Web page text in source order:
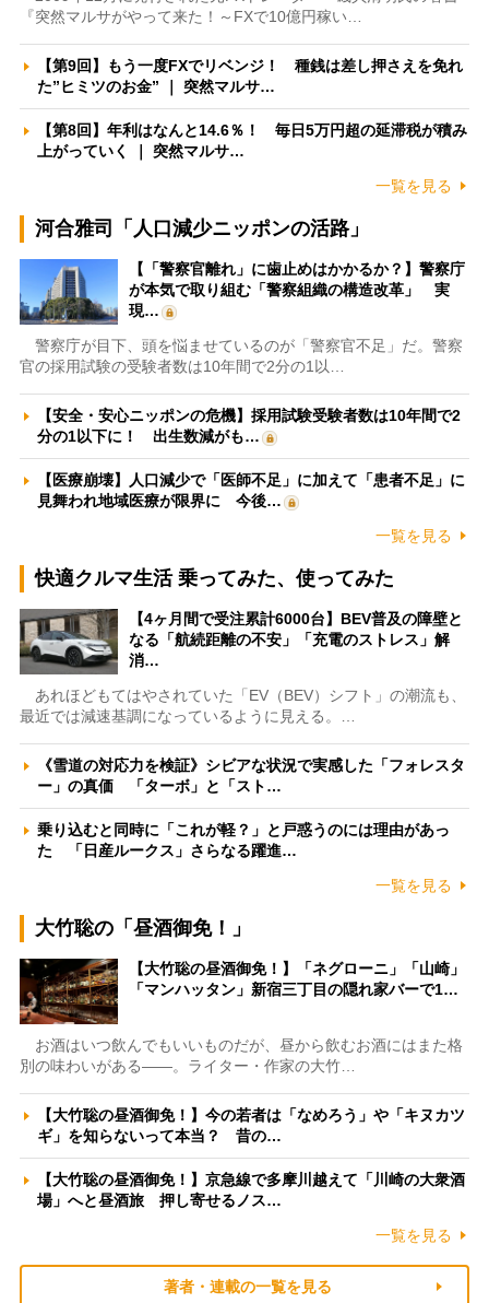
『突然マルサがやって来た！～FXで10億円稼い…
【第9回】もう一度FXでリベンジ！ 種銭は差し押さえを免れ
た”ヒミツのお金” ｜ 突然マルサ…
【第8回】年利はなんと14.6％！ 毎日5万円超の延滞税が積み
上がっていく ｜ 突然マルサ…
一覧を見る
河合雅司「人口減少ニッポンの活路」
【「警察官離れ」に歯止めはかかるか？】警察庁
が本気で取り組む「警察組織の構造改革」 実
現…
警察庁が目下、頭を悩ませているのが「警察官不足」だ。警察
官の採用試験の受験者数は10年間で2分の1以…
【安全・安心ニッポンの危機】採用試験受験者数は10年間で2
分の1以下に！ 出生数減がも…
【医療崩壊】人口減少で「医師不足」に加えて「患者不足」に
見舞われ地域医療が限界に 今後…
一覧を見る
快適クルマ生活 乗ってみた、使ってみた
【4ヶ月間で受注累計6000台】BEV普及の障壁と
なる「航続距離の不安」「充電のストレス」解
消…
あれほどもてはやされていた「EV（BEV）シフト」の潮流も、
最近では減速基調になっているように見える。…
《雪道の対応力を検証》シビアな状況で実感した「フォレスタ
ー」の真価 「ターボ」と「スト…
乗り込むと同時に「これが軽？」と戸惑うのには理由があっ
た 「日産ルークス」さらなる躍進…
一覧を見る
大竹聡の「昼酒御免！」
【大竹聡の昼酒御免！】「ネグローニ」「山崎」
「マンハッタン」新宿三丁目の隠れ家バーで1…
お酒はいつ飲んでもいいものだが、昼から飲むお酒にはまた格
別の味わいがある――。ライター・作家の大竹…
【大竹聡の昼酒御免！】今の若者は「なめろう」や「キヌカツ
ギ」を知らないって本当？ 昔の…
【大竹聡の昼酒御免！】京急線で多摩川越えて「川崎の大衆酒
場」へと昼酒旅 押し寄せるノス…
一覧を見る
著者・連載の一覧を見る